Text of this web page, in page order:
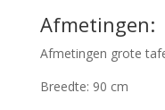
Afmetingen:
Afmetingen grote
Breedte: 90 cm